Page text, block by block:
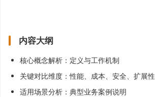
内容大纲
核心概念解析：定义与工作机制
关键对比维度：性能、成本、安全、扩展性
适用场景分析：典型业务案例说明